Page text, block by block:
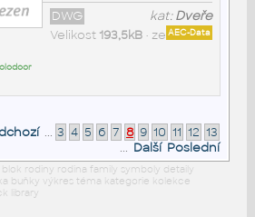
kat:Dveře
DWG
AEC-Data
Velikost 193,5kB• ze
... 3 4 5 6 7 8 9 10 11 12 13
... Další Poslední
rodiny rodina family symboly detaily
buňky výkres téma kategorie kolekce
library